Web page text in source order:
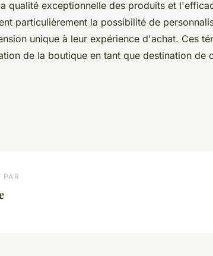
qualité exceptionnelle des produits et
particulièrement la possibilité de
unique à leur expérience d'achat. Ces
de la boutique en tant que destination de
PAR